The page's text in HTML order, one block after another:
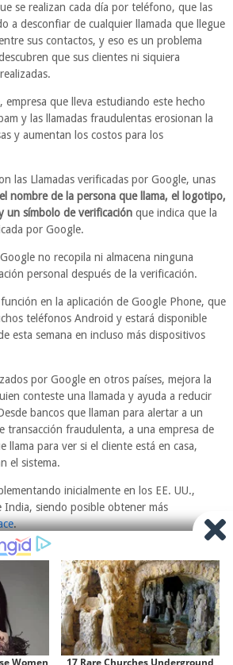
se realizan cada día por teléfono, que las
a desconfiar de cualquier llamada que llegue
sus contactos, y eso es un problema
que sus clientes ni siquiera
que lleva estudiando este hecho
y las llamadas fraudulentas erosionan la
y aumentan los costos para los
las Llamadas verificadas por Google, unas
el nombre de la persona que llama, el logotipo,
un símbolo de verificaciónque indica que la
por Google.
no recopila ni almacena ninguna
personal después de la verificación.
en la aplicación de Google Phone, que
teléfonos Android y estará disponible
esta semana en incluso más dispositivos
por Google en otros países, mejora la
conteste una llamada y ayuda a reducir
bancos que llaman para alertar a un
transacción fraudulenta, a una empresa de
llama para ver si el cliente está en casa,
el sistema.
inicialmente en los EE. UU.,
India, siendo posible obtener más
.
NEXT
Un iPhone SE Plus puede ser la
sorpresa de esta keynote que
nadie esperaba